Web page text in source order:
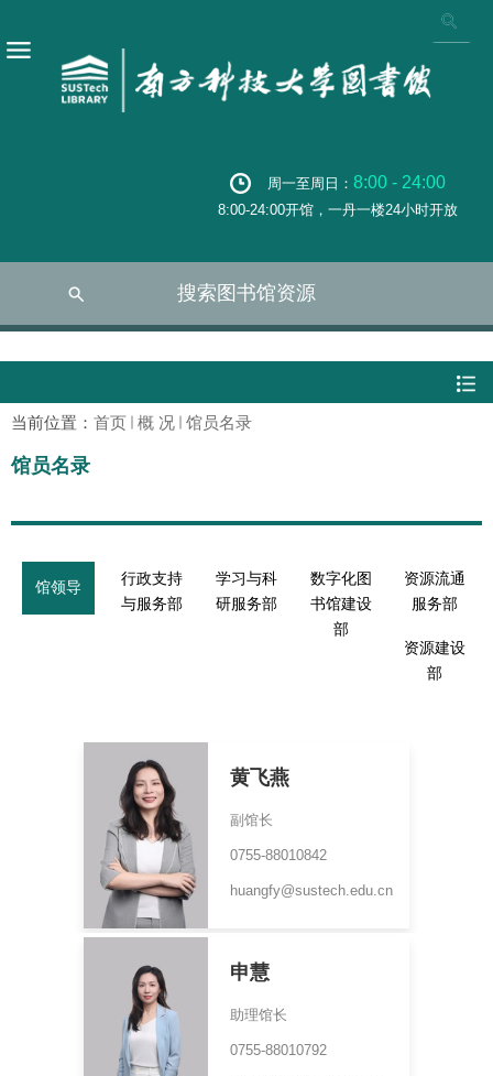
周一至周日： 8:00 - 24:00
8:00-24:00开馆，一丹一楼24小时开放
搜索图书馆资源
当前位置： 首页 概 况 馆员名录
馆员名录
馆领导
黄飞燕
副馆长
0755-88010842
huangfy@sustech.edu.cn
申慧
助理馆长
0755-88010792
行政支持
与服务部
学习与科
研服务部
数字化图
书馆建设
部
资源流通
服务部
资源建设
部